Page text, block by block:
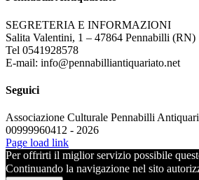
SEGRETERIA E INFORMAZIONI
Salita Valentini, 1 – 47864 Pennabilli (RN)
Tel 0541928578
E-mail: info@pennabilliantiquariato.net
Seguici
Associazione Culturale Pennabilli
00999960412 - 2026
Page load link
Per offrirti il miglior servizio possibile
Continuando la navigazione nel sito